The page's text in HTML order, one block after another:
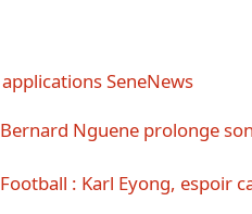
Bernard Nguene prolonge
Football : Karl Eyong, espoir